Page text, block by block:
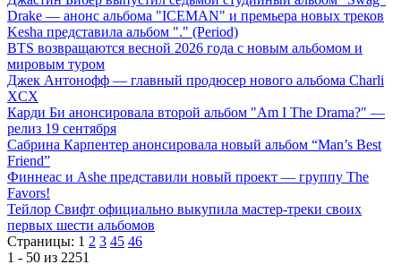
Drake — анонс альбома "ICEMAN" и премьера новых треков
Kesha представила альбом "." (Period)
BTS возвращаются весной 2026 года с новым альбомом и
мировым туром
Джек Антонофф — главный продюсер нового альбома Charli
XCX
Карди Би анонсировала второй альбом "Am I The Drama?" —
релиз 19 сентября
Сабрина Карпентер анонсировала новый альбом “Man’s Best
Friend”
Финнеас и Ashe представили новый проект — группу The
Favors!
Тейлор Свифт официально выкупила мастер-треки своих
первых шести альбомов
Страницы: 1 2 3 45 46
1 - 50 из 2251